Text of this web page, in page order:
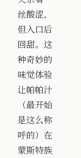
丝酸涩，
但入口后
回甜。这
种奇妙的
味觉体验
让帕帕汁
（最开始
是这么称
呼的）在
蒙斯特族